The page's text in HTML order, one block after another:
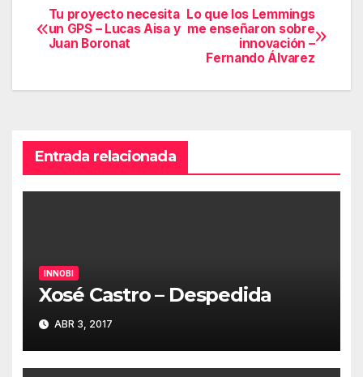
Navegación
de
entradas
Lo que los Lemmings
me enseñaron sobre
innovación –
Fernando Álvarez
Tu proyecto necesita
un GPS – Lucas Aisa y
Juan Boronat
Entrada relacionada
INNOBI
Xosé Castro – Despedida
ABR 3, 2017